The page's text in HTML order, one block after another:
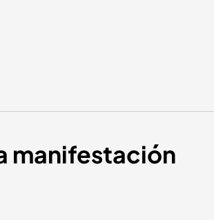
manifestación